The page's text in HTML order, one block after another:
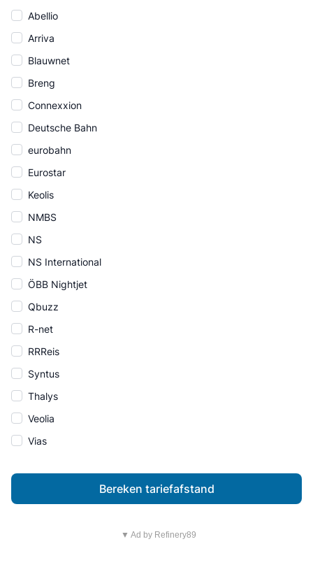
Abellio
Arriva
Blauwnet
Breng
Connexxion
Deutsche Bahn
eurobahn
Eurostar
Keolis
NMBS
NS
NS International
ÖBB Nightjet
Qbuzz
R-net
RRReis
Syntus
Thalys
Veolia
Vias
Bereken tariefafstand
▼ Ad by Refinery89